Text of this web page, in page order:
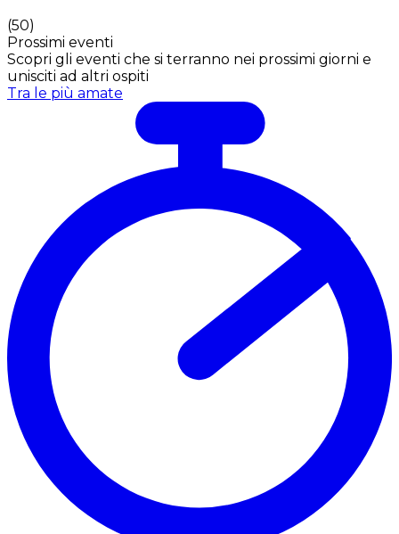
(50)
Prossimi eventi
Scopri gli eventi che si terranno nei prossimi giorni e
unisciti ad altri ospiti
Tra le più amate